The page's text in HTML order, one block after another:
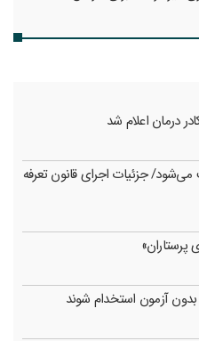
درمان اعلام شد
تاخیر پرداخت می‌شود/ جزئیات اجرای قانون تعرفه
پرستاران»
بدون آزمون استخدام شوند